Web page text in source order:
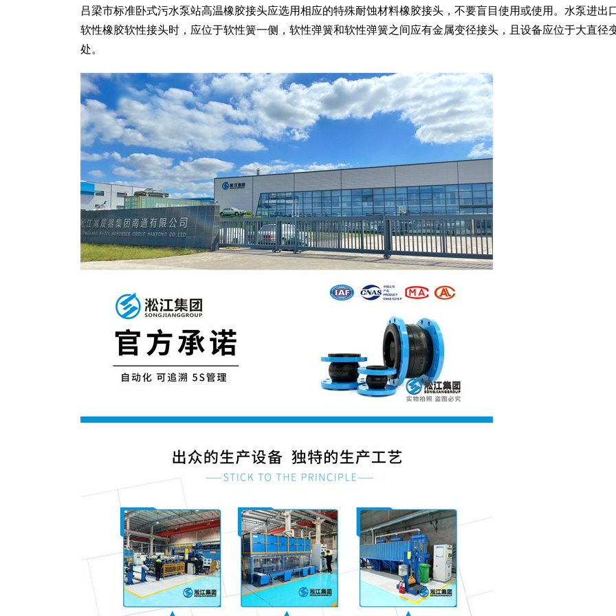
吕梁市标准卧式污水泵站高温橡胶接头应选用相应的特殊耐蚀材料橡胶接头，不要盲目使用或使用。水泵进出
软性橡胶软性接头时，应位于软性簧一侧，软性弹簧和软性弹簧之间应有金属变径接头，且设备应位于大直径
处。